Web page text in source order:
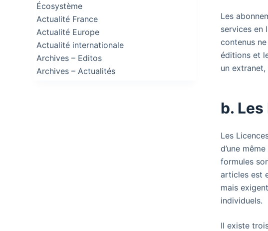
Les
services en
contenus
éditions et
un
b.
Les
d’une
formules
articles est
mais
individuels.
Il existe
Écosystème
Actualité France
Actualité Europe
Actualité internationale
Archives – Editos
Archives – Actualités